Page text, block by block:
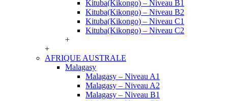
Kituba(Kikongo) – Niveau B1
Kituba(Kikongo) – Niveau B2
Kituba(Kikongo) – Niveau C1
Kituba(Kikongo) – Niveau C2
+
+
AFRIQUE AUSTRALE
Malagasy
Malagasy – Niveau A1
Malagasy – Niveau A2
Malagasy – Niveau B1